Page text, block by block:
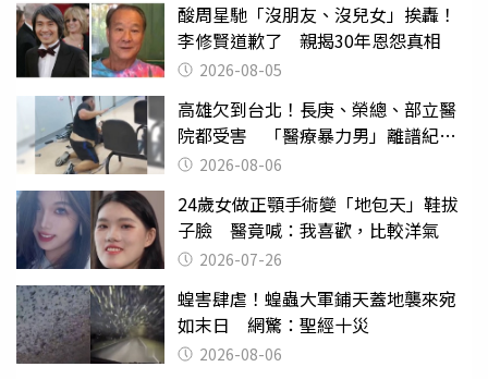
酸周星馳「沒朋友、沒兒女」挨轟！
李修賢道歉了 親揭30年恩怨真相
2026-08-05
高雄欠到台北！長庚、榮總、部立醫
院都受害 「醫療暴力男」離譜紀錄
曝光2026-08-06
24歲女做正顎手術變「地包天」鞋拔
子臉 醫竟喊：我喜歡，比較洋氣
2026-07-26
蝗害肆虐！蝗蟲大軍鋪天蓋地襲來宛
如末日 網驚：聖經十災
2026-08-06